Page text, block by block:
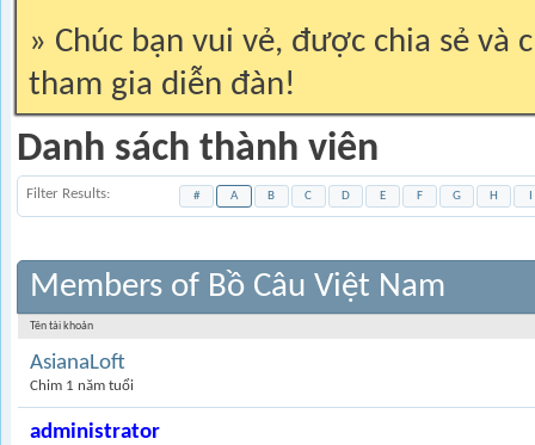
» Chúc bạn vui vẻ, được chia sẻ và
tham gia diễn đàn!
Danh sách thành viên
Filter Results # A B C D E F G H
Members of Bồ Câu Việt Nam
Tên tài khoản
AsianaLoft
Chim 1 năm tuổi
administrator